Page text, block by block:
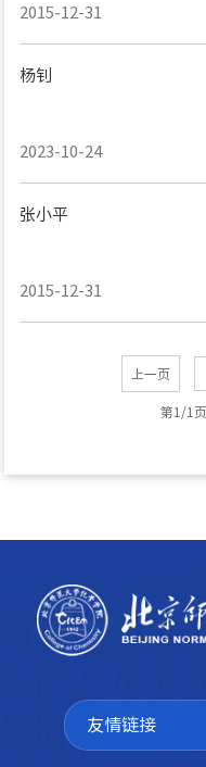
2015-12-31
杨钊
2023-10-24
张小平
2015-12-31
上一页
第1/1页
友情链接